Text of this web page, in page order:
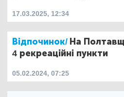
17.03.2025, 12:34
Відпочинок/ На
4 рекреаційні пункти
05.02.2024, 07:25